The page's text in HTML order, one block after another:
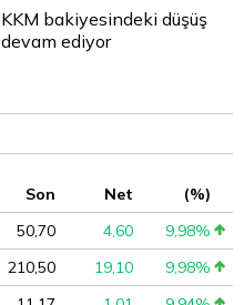
KKM bakiyesindeki düşüş
devam ediyor
Son Net
(%)
50,70 4,60
9,98%
210,50 19,10
9,98%